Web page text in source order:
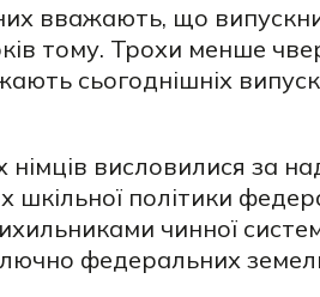
вважають, що
тому. Трохи менше
сьогоднішніх
висловилися за
шкільної політики
чинної
федеральних